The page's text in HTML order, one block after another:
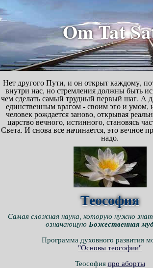
Om Tat
Нет другого Пути, и он открыт каждому,
внутри нас, но стремления должны быть
чем сделать самый трудный первый шаг. А
единственным врагом - своим эго и умом,
человек рождается заново, открывая
царство вечного, истинного, становясь
Света. И снова все начинается, это вечное
надо.
Теософия
Самая сложная наука, которую нужно
означающую Божественная
Программа духовного развития
"Основы теософии"
Теософия про аборты